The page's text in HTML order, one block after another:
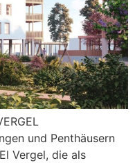
und Penthäusern
Vergel, die als